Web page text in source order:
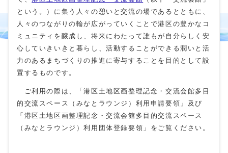
という。）に集う人々の憩いと交流の場であるとともに、
人々のつながりの輪が広がっていくことで港区の豊かなコ
ミュニティを醸成し、将来にわたって誰もが自分らしく安
心していきいきと暮らし、活動することができる潤いと活
力のあるまちづくりの推進に寄与することを目的として設
置するものです。
ご利用の際は、「港区土地区画整理記念・交流会館多目
的交流スペース（みなとラウンジ）利用申請要領」及び
「港区土地区画整理記念・交流会館多目的交流スペース
（みなとラウンジ）利用団体登録要領」をご覧ください。